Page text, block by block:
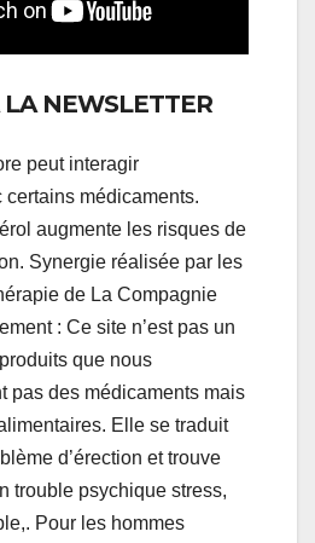
LA NEWSLETTER
peut interagir
certains médicaments.
augmente les risques de
Synergie réalisée par les
de La Compagnie
: Ce site n’est pas un
que nous
pas des médicaments mais
Elle se traduit
d’érection et trouve
trouble psychique stress,
Pour les hommes